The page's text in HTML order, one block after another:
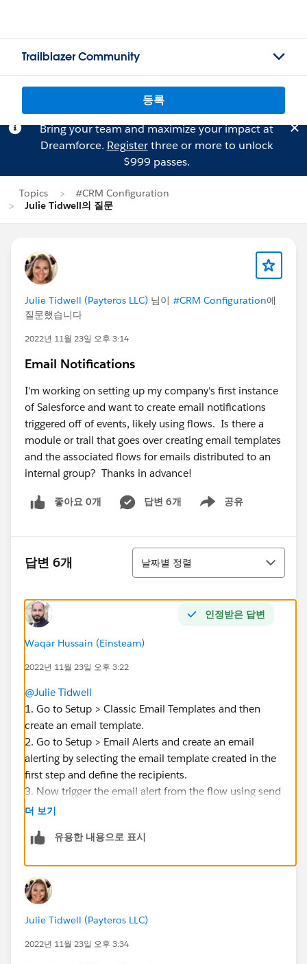
Trailblazer Community
등록
Bring your team and maximize your impact at
Dreamforce. Registerthree or more to unlock
$999 passes.
Topics
#CRM Configuration
Julie Tidwell의 질문
Julie Tidwell (Payteros LLC) 님이 #CRM Configuration에
질문했습니다
2022년 11월 23일 오후 3:14
Email Notifications
I'm working on setting up my company's first instance
of Salesforce and want to create email notifications
triggered off of events, likely using flows. Is there a
module or trail that goes over creating email templates
and the associated flows for emails distributed to an
internal group? Thanks in advance!
좋아요 0개 답변 6개 공유
Show menu
답변 6개
정렬
날짜별 정렬
인정받은 답변
Waqar Hussain (Einsteam)
2022년 11월 23일 오후 3:22
@Julie Tidwell
1. Go to Setup > Classic Email Templates and then
create an email template.
2. Go to Setup > Email Alerts and create an email
alerting by selecting the email template created in the
first step and define the recipients.
3. Now trigger the email alert from the flow using send
email action.
더 보기
유용한 내용으로 표시
Julie Tidwell (Payteros LLC)
2022년 11월 23일 오후 3:34